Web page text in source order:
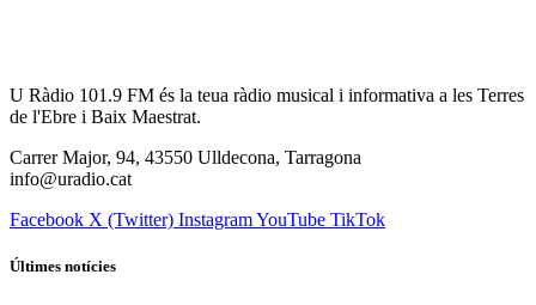
U Ràdio 101.9 FM és la teua ràdio musical i informativa a les Terres
de l'Ebre i Baix Maestrat.
Carrer Major, 94, 43550 Ulldecona, Tarragona
info@uradio.cat
Facebook X (Twitter) InstagramYouTube TikTok
Últimes notícies